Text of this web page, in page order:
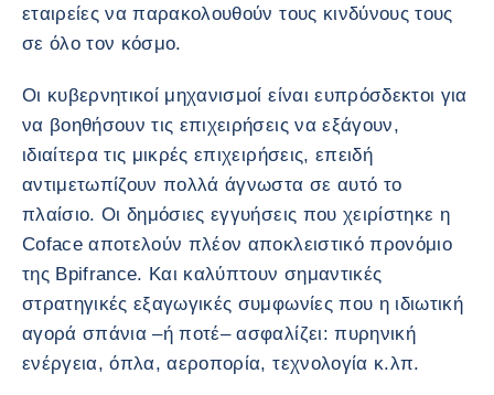
εταιρείες να παρακολουθούν τους κινδύνους τους
σε όλο τον κόσμο.
Οι κυβερνητικοί μηχανισμοί είναι ευπρόσδεκτοι για
να βοηθήσουν τις επιχειρήσεις να εξάγουν,
ιδιαίτερα τις μικρές επιχειρήσεις, επειδή
αντιμετωπίζουν πολλά άγνωστα σε αυτό το
πλαίσιο. Οι δημόσιες εγγυήσεις που χειρίστηκε η
Coface αποτελούν πλέον αποκλειστικό προνόμιο
της Bpifrance. Και καλύπτουν σημαντικές
στρατηγικές εξαγωγικές συμφωνίες που η ιδιωτική
αγορά σπάνια –ή ποτέ– ασφαλίζει: πυρηνική
ενέργεια, όπλα, αεροπορία, τεχνολογία κ.λπ.